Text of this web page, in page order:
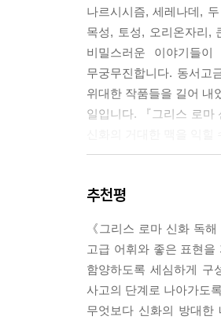
나르시시즘, 세레나데,
목성, 토성, 오리온자리,
비밀스러운 이야기들
무궁무진합니다. 동서
위대한 작품들을 길어 내
일입니다. 『그리스 로마
그리스 로마 신화의 인물
『그리스 로마 신화 독
편의 신화 이야기를 읽
하브루타 문제를 통해
추천평
《그리스 로마 신화 독
고급 어휘와 좋은 표현
함양하도록 세심하게 구
사고의 단계로 나아가도
무엇보다 신화의 방대한